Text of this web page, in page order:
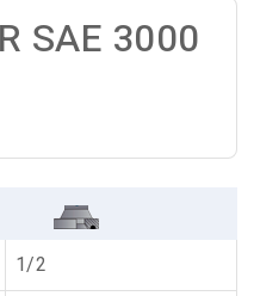
SAE 3000
1/2